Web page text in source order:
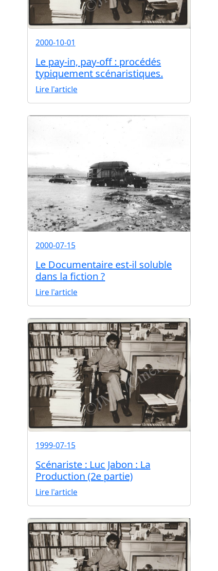
2000-10-01
Le pay-in, pay-off : procédés
typiquement scénaristiques.
Lire l'article
2000-07-15
Le Documentaire est-il soluble
dans la fiction ?
Lire l'article
1999-07-15
Scénariste : Luc Jabon : La
Production (2e partie)
Lire l'article